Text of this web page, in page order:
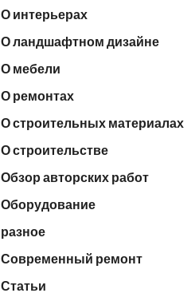
О интерьерах
О ландшафтном дизайне
О мебели
О ремонтах
О строительных материалах
О строительстве
Обзор авторских работ
Оборудование
разное
Современный ремонт
Статьи